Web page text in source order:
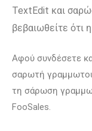
TextEdit και
βεβαιωθείτε ότι
Αφού συνδέσετε
σαρωτή γραμμωτού
τη σάρωση
FooSales.